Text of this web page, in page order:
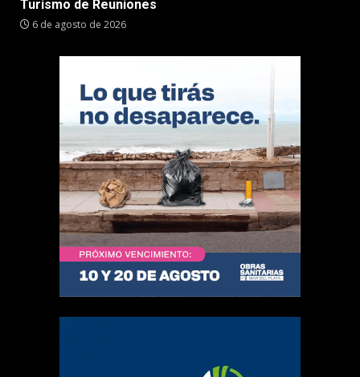
Turismo de Reuniones
6 de agosto de 2026